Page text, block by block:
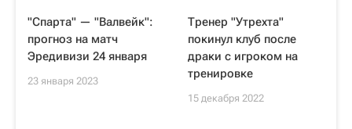
"Спарта" — "Валвейк":
прогноз на матч
Эредивизи 24 января
23 января 2023
Тренер "Утрехта"
покинул клуб после
драки с игроком на
тренировке
15 декабря 2022